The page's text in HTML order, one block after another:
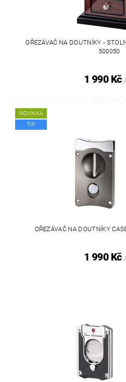
OŘEZÁVAČ NA DOUTNÍKY -
500050
1 990 Kč
NOVINKA
TIP
OŘEZÁVAČ NA DOUTNÍKY
1 990 Kč